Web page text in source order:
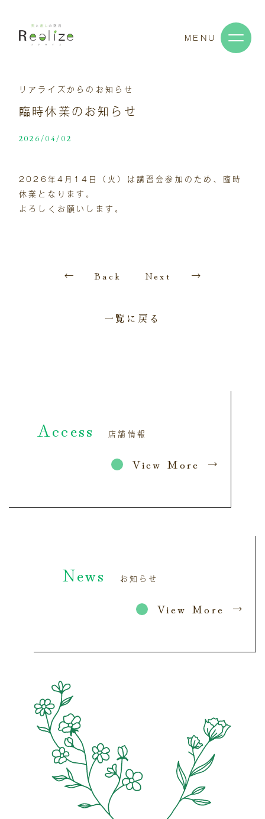
MENU
リアライズからのお知らせ
臨時休業のお知らせ
2026/04/02
2026年4月14日（火）は講習会参加のため、臨時
休業となります。
よろしくお願いします。
Back Next
一覧に戻る
Access 店舗情報
View More
News お知らせ
View More